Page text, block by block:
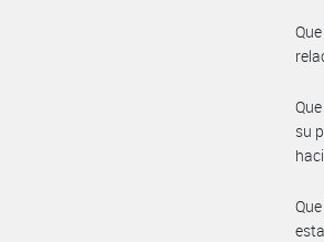
su